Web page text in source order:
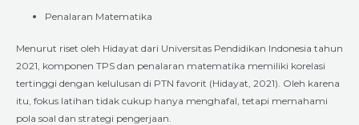
Penalaran Matematika
Menurut riset oleh Hidayat dari Universitas Pendidikan Indonesia tahun
2021, komponen TPS dan penalaran matematika memiliki korelasi
tertinggi dengan kelulusan di PTN favorit (Hidayat, 2021). Oleh karena
itu, fokus latihan tidak cukup hanya menghafal, tetapi memahami
pola soal dan strategi pengerjaan.